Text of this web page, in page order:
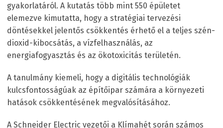
gyakorlatáról. A kutatás több mint 550 épületet
elemezve kimutatta, hogy a stratégiai tervezési
döntésekkel jelentős csökkentés érhető el a teljes szén-
dioxid-kibocsátás, a vízfelhasználás, az
energiafogyasztás és az ökotoxicitás területén.
A tanulmány kiemeli, hogy a digitális technológiák
kulcsfontosságúak az építőipar számára a környezeti
hatások csökkentésének megvalósításához.
A Schneider Electric vezetői a Klímahét során számos